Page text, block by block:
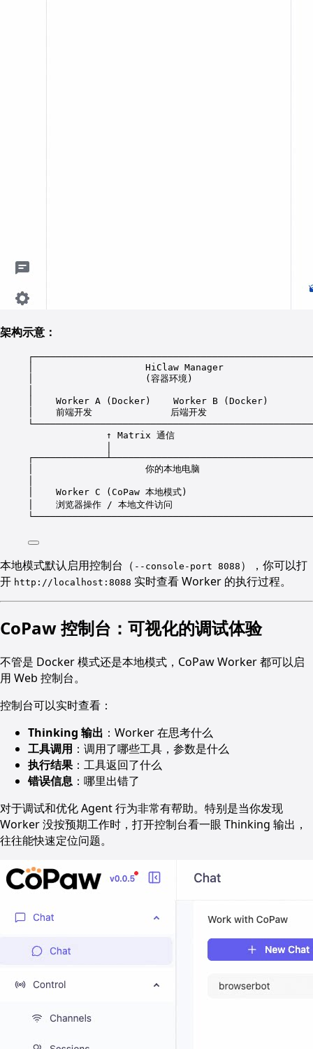
架构示意：
│                    HiClaw Manager
│                    (容器环境)
│    Worker A (Docker)    Worker B (Docker)
│    前端开发              后端开发
↑ Matrix 通信
│                    你的本地电脑
│    Worker C (CoPaw 本地模式)
│    浏览器操作 / 本地文件访问
本地模式默认启用控制台（ --console-port 8088 ），你可以打
开 http://localhost:8088 实时查看 Worker 的执行过程。
CoPaw 控制台：可视化的调试体验
不管是 Docker 模式还是本地模式，CoPaw Worker 都可以启
用 Web 控制台。
控制台可以实时查看：
Thinking 输出 ：Worker 在思考什么
工具调用 ：调用了哪些工具，参数是什么
执行结果：工具返回了什么
错误信息 ：哪里出错了
对于调试和优化 Agent 行为非常有帮助。特别是当你发现
Worker 没按预期工作时，打开控制台看一眼 Thinking 输出，
往往能快速定位问题。